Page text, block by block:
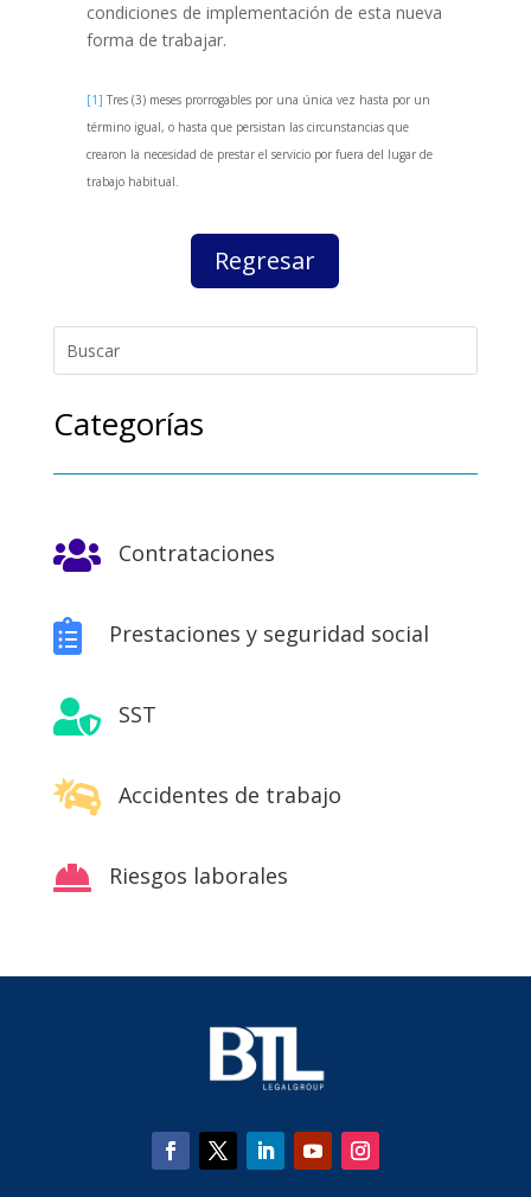
condiciones de implementación de esta nueva
forma de trabajar.
[1] Tres (3) meses prorrogables por una única vez hasta por un
término igual, o hasta que persistan las circunstancias que
crearon la necesidad de prestar el servicio por fuera del lugar de
trabajo habitual.
Regresar
Categorías
 Contrataciones
 Prestaciones y seguridad social
 SST
 Accidentes de trabajo
 Riesgos laborales